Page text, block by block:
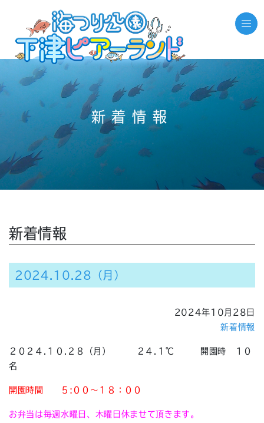
新着情報
新着情報
2024.10.28（月）
2024年10月28日
新着情報
２０２４.１０.２８（月） ２４.１℃ 開園時 １０
名
開園時間 ５:００～１８：００
お弁当は毎週水曜日、木曜日休ませて頂きます。